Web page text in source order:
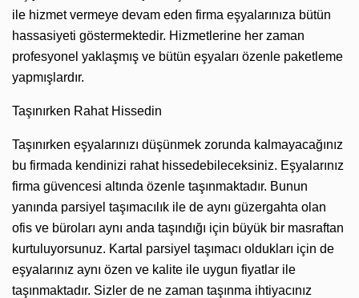
ile hizmet vermeye devam eden firma eşyalarınıza bütün
hassasiyeti göstermektedir. Hizmetlerine her zaman
profesyonel yaklaşmış ve bütün eşyaları özenle paketleme
yapmışlardır.
Taşınırken Rahat Hissedin
Taşınırken eşyalarınızı düşünmek zorunda kalmayacağınız
bu firmada kendinizi rahat hissedebileceksiniz. Eşyalarınız
firma güvencesi altında özenle taşınmaktadır. Bunun
yanında parsiyel taşımacılık ile de aynı güzergahta olan
ofis ve büroları aynı anda taşındığı için büyük bir masraftan
kurtuluyorsunuz. Kartal parsiyel taşımacı oldukları için de
eşyalarınız aynı özen ve kalite ile uygun fiyatlar ile
taşınmaktadır. Sizler de ne zaman taşınma ihtiyacınız